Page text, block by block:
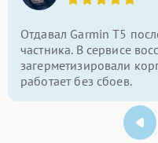
Отдавал Garmin T5
частника. В сервисе
загерметизировали
работает без сбоев.